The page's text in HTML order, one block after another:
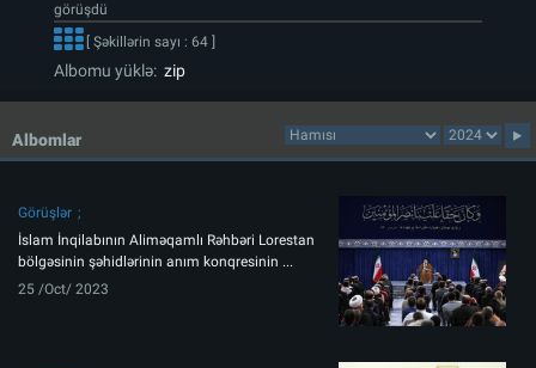
görüşdü
[ Şəkillərin sayı : 64 ]
Albomu yüklə: zip
Albomlar
Görüşlər
İslam İnqilabının Aliməqamlı Rəhbəri Lorestan
bölgəsinin şəhidlərinin anım konqresinin ...
25 /Oct/ 2023